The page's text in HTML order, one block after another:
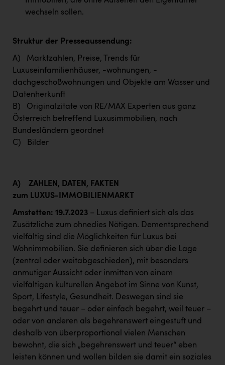
wechseln sollen.
Struktur der Presseaussendung:
A) Marktzahlen, Preise, Trends für
Luxuseinfamilienhäuser, -wohnungen, -
dachgeschoßwohnungen und Objekte am Wasser und
Datenherkunft
B) Originalzitate von RE/MAX Experten aus ganz
Österreich betreffend Luxusimmobilien, nach
Bundesländern geordnet
C) Bilder
A)
ZAHLEN, DATEN, FAKTEN
zum LUXUS-IMMOBILIENMARKT
Amstetten: 19.7.2023 – Luxus definiert sich als das
Zusätzliche zum ohnedies Nötigen. Dementsprechend
vielfältig sind die Möglichkeiten für Luxus bei
Wohnimmobilien. Sie definieren sich über die Lage
(zentral oder weitabgeschieden), mit besonders
anmutiger Aussicht oder inmitten von einem
vielfältigen kulturellen Angebot im Sinne von Kunst,
Sport, Lifestyle, Gesundheit. Deswegen sind sie
begehrt und teuer – oder einfach begehrt, weil teuer –
oder von anderen als begehrenswert eingestuft und
deshalb von überproportional vielen Menschen
bewohnt, die sich „begehrenswert und teuer“ eben
leisten können und wollen bilden sie damit ein soziales